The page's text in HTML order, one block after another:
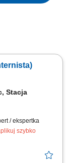
Stacja
/ ekspertka
szybko